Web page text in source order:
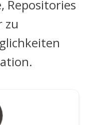
Repositories
zu